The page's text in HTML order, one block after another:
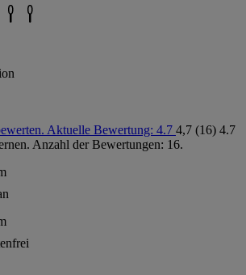
Aktuelle Bewertung: 4.7 4,7 (16) 4.7
Anzahl der Bewertungen: 16.